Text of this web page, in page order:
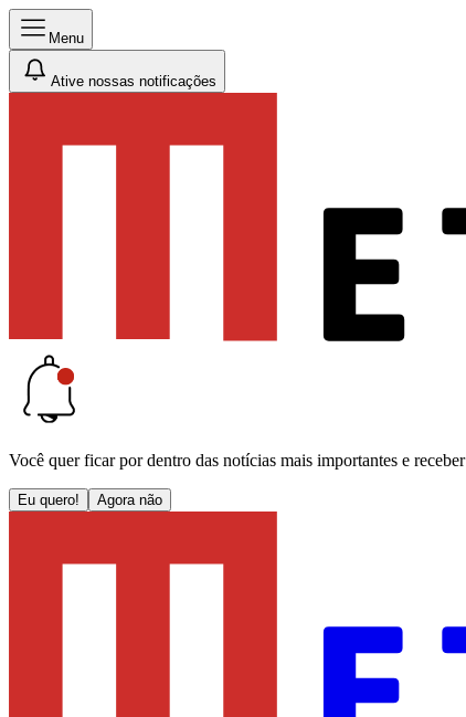
Menu
Ative nossas notificações
Você quer ficar por dentro das notícias mais importantes e receber
Eu quero! Agora não